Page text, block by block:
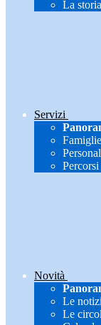
La storia
Servizi
Novità
Le
Le